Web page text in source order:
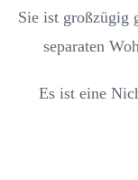
Sie ist großzügig
separaten
Es ist eine